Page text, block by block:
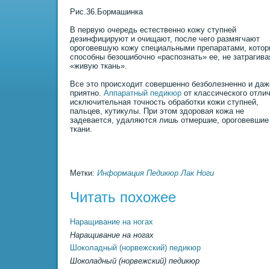
Рис.36.Бормашинка
В первую очередь естественно кожу ступней
дезинфицируют и очищают, после чего размягчают
ороговевшую кожу специальными препаратами,
способны безошибочно «распознать» ее, не
«живую ткань».
Все это происходит совершенно безболезненно и
пpиятно. Аппаратный педикюр от классического
исключительная точность обработки кожи ступней,
пальцев, кутикулы. Пpи этом здоровая кожа не
задевается, удаляются лишь отмершие, ороговевшие
ткани.
Метки: Информация Педикюр Лак Ноги
Читать похожее
Наращивание на ногах
Наращивание на ногах
Шоколадный (норвежский) педикюр
Шоколадный (норвежский) педикюр